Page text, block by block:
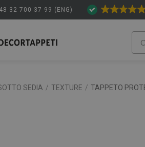
32 700 37 99 (ENG)
SEDIA / TEXTURE / TAPPETO